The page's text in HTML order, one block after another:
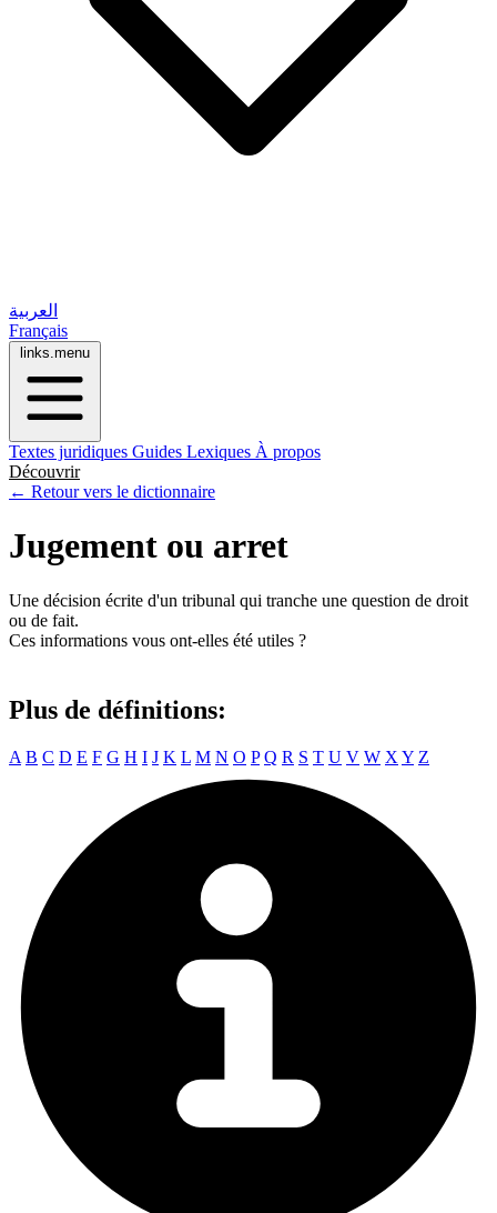
العربية
Français
links.menu
Textes juridiques Guides Lexiques À propos
Découvrir
← Retour vers le dictionnaire
Jugement ou arret
Une décision écrite d'un tribunal qui tranche une question de droit
ou de fait.
Ces informations vous ont-elles été utiles ?
Plus de définitions:
A B C D E F G H I J K L M N O P Q R S T U V W X Y Z